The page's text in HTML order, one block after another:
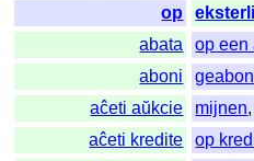
op
abata
op een
aboni
aĉeti aŭkcie
mijnen
aĉeti kredite
op